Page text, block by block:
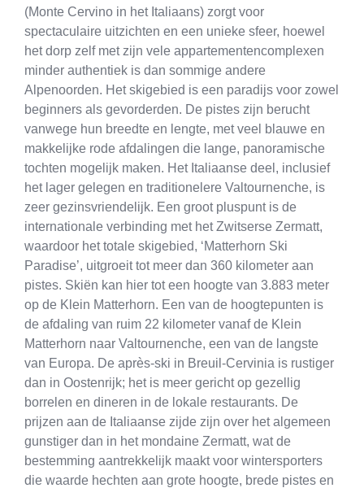
(Monte Cervino in het Italiaans) zorgt voor
spectaculaire uitzichten en een unieke sfeer, hoewel
het dorp zelf met zijn vele appartementencomplexen
minder authentiek is dan sommige andere
Alpenoorden. Het skigebied is een paradijs voor zowel
beginners als gevorderden. De pistes zijn berucht
vanwege hun breedte en lengte, met veel blauwe en
makkelijke rode afdalingen die lange, panoramische
tochten mogelijk maken. Het Italiaanse deel, inclusief
het lager gelegen en traditionelere Valtournenche, is
zeer gezinsvriendelijk. Een groot pluspunt is de
internationale verbinding met het Zwitserse Zermatt,
waardoor het totale skigebied, ‘Matterhorn Ski
Paradise’, uitgroeit tot meer dan 360 kilometer aan
pistes. Skiën kan hier tot een hoogte van 3.883 meter
op de Klein Matterhorn. Een van de hoogtepunten is
de afdaling van ruim 22 kilometer vanaf de Klein
Matterhorn naar Valtournenche, een van de langste
van Europa. De après-ski in Breuil-Cervinia is rustiger
dan in Oostenrijk; het is meer gericht op gezellig
borrelen en dineren in de lokale restaurants. De
prijzen aan de Italiaanse zijde zijn over het algemeen
gunstiger dan in het mondaine Zermatt, wat de
bestemming aantrekkelijk maakt voor wintersporters
die waarde hechten aan grote hoogte, brede pistes en